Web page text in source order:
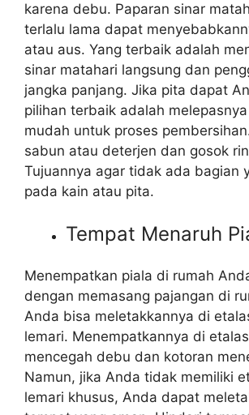
karena debu. Paparan sinar
terlalu lama dapat
atau aus. Yang terbaik adalah
sinar matahari langsung dan
jangka panjang. Jika pita dapat
pilihan terbaik adalah
mudah untuk proses
sabun atau deterjen dan gosok
Tujuannya agar tidak ada bagian
pada kain atau pita.
Tempat Menaruh
Menempatkan piala di rumah
dengan memasang pajangan di
Anda bisa meletakkannya di
lemari. Menempatkannya di
mencegah debu dan kotoran
Namun, jika Anda tidak memiliki
lemari khusus, Anda dapat